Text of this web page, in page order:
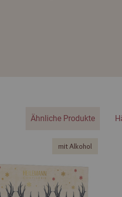
Ähnliche Produkte
mit Alkohol